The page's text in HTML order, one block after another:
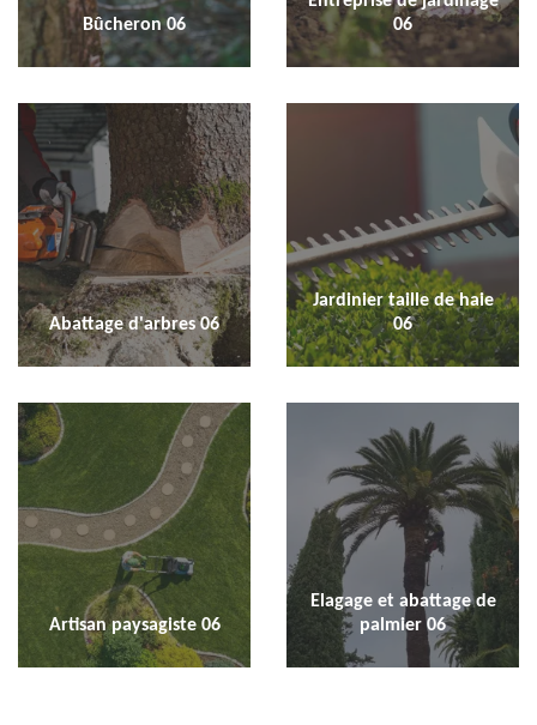
Bûcheron 06
06
Abattage d'arbres 06
Jardinier taille de haie
06
Artisan paysagiste 06
Elagage et abattage de
palmier 06